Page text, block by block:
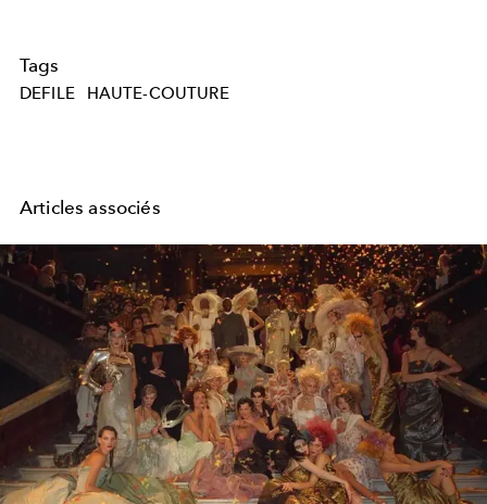
Tags
DEFILE HAUTE-COUTURE
Articles associés